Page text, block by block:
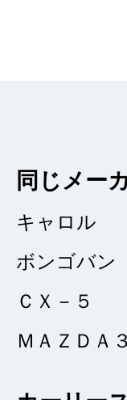
5点
総合評価
2024/08/06
同じメー
キャロル
ボンゴバン
ＣＸ－５
ＭＡＺＤＡ